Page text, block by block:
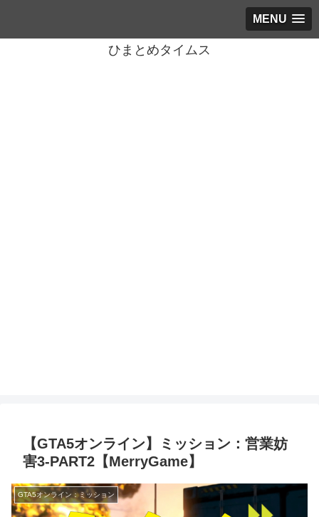
MENU
ひまとめタイムス
【GTA5オンライン】ミッション：営業妨
害3-PART2【MerryGame】
GTA5オンライン：ミッション